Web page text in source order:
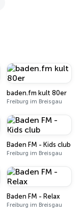
baden.fm kult 80er
Freiburg im Breisgau
Baden FM - Kids club
Freiburg im Breisgau
Baden FM - Relax
Freiburg im Breisgau